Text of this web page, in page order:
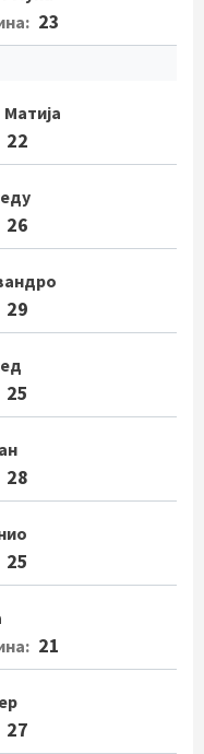
23
Матија
22
26
29
25
28
25
21
27